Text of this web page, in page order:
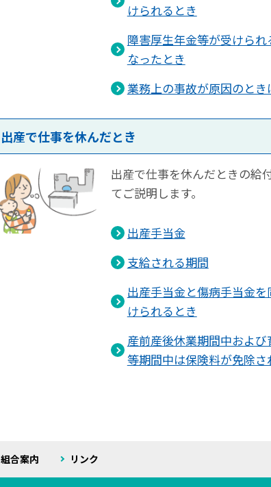
けられるとき
障害厚生年金等が受けられ
なったとき
業務上の事故が原因のとき
出産で仕事を休んだとき
出産で仕事を休んだときの給
てご説明します。
出産手当金
支給される期間
出産手当金と傷病手当金を
けられるとき
産前産後休業期間中および
等期間中は保険料が免除さ
組合案内 リンク